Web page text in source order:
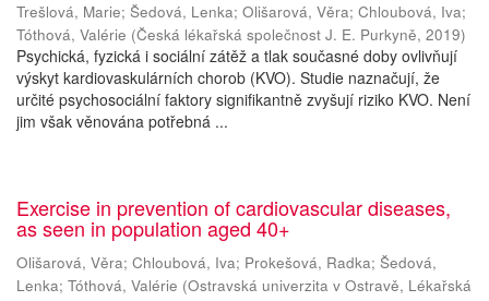
Trešlová, Marie; Šedová, Lenka; Olišarová, Věra; Chloubová, Iva;
Tóthová, Valérie (Česká lékařská společnost J. E. Purkyně, 2019)
Psychická, fyzická i sociální zátěž a tlak současné doby ovlivňují
výskyt kardiovaskulárních chorob (KVO). Studie naznačují, že
určité psychosociální faktory signifikantně zvyšují riziko KVO. Není
jim však věnována potřebná ...
Exercise in prevention of cardiovascular diseases,
as seen in population aged 40+
Olišarová, Věra; Chloubová, Iva; Prokešová, Radka; Šedová,
Lenka; Tóthová, Valérie (Ostravská univerzita v Ostravě, Lékařská